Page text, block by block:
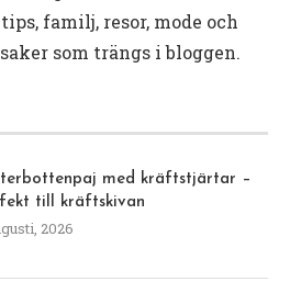
familj, resor, mode och
som trängs i bloggen.
med kräftstjärtar –
till kräftskivan
2026